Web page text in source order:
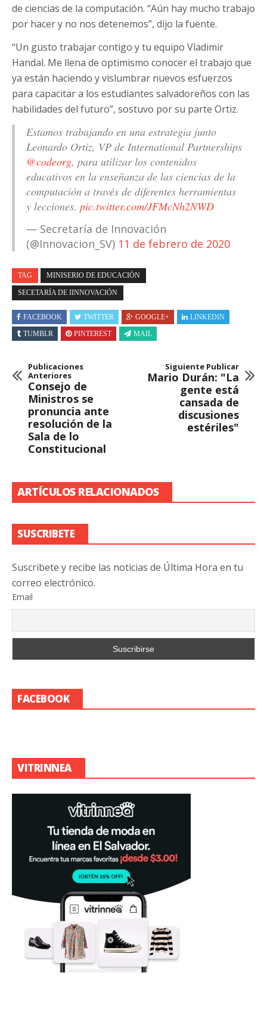
de ciencias de la computación. “Aún hay mucho trabajo
por hacer y no nos detenemos”, dijo la fuente.
“Un gusto trabajar contigo y tu equipo Vladimir
Handal. Me llena de optimismo conocer el trabajo que
ya están haciendo y vislumbrar nuevos esfuerzos
para capacitar a los estudiantes salvadoreños con las
habilidades del futuro”, sostuvo por su parte Ortiz.
Estamos trabajando en una estrategia junto
Leonardo Ortiz, VP de International Partnerships
@codeorg, para utilizar los contenidos
educativos en la enseñanza de las ciencias de la
computación a través de diferentes herramientas
y lecciones. pic.twitter.com/JFMcNh2NWD
— Secretaría de Innovación
(@Innovacion_SV) 11 de febrero de 2020
TAG MINISERIO DE EDUCACIÓN
SECETARÍA DE IINNOVACIÓN
FACEBOOK TWITTER GOOGLE+
LINKEDIN
TUMBLR
PINTEREST MAIL
Publicaciones
Anteriores
Consejo de
Ministros se
pronuncia ante
resolución de la
Sala de lo
Constitucional
Siguiente Publicar
Mario Durán: "La
gente está
cansada de
discusiones
estériles"
ARTÍCULOS RELACIONADOS
SUSCRIBETE
Suscribete y recibe las noticias de Última Hora en tu
correo electrónico.
Email
FACEBOOK
VITRINNEA